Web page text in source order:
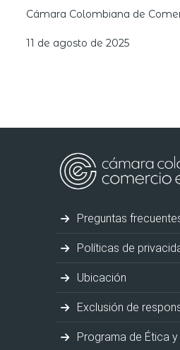
Cámara Colombiana de
11 de agosto de 2025
Preguntas
Políticas de
Ubicación
Exclusión de
Programa de Ética